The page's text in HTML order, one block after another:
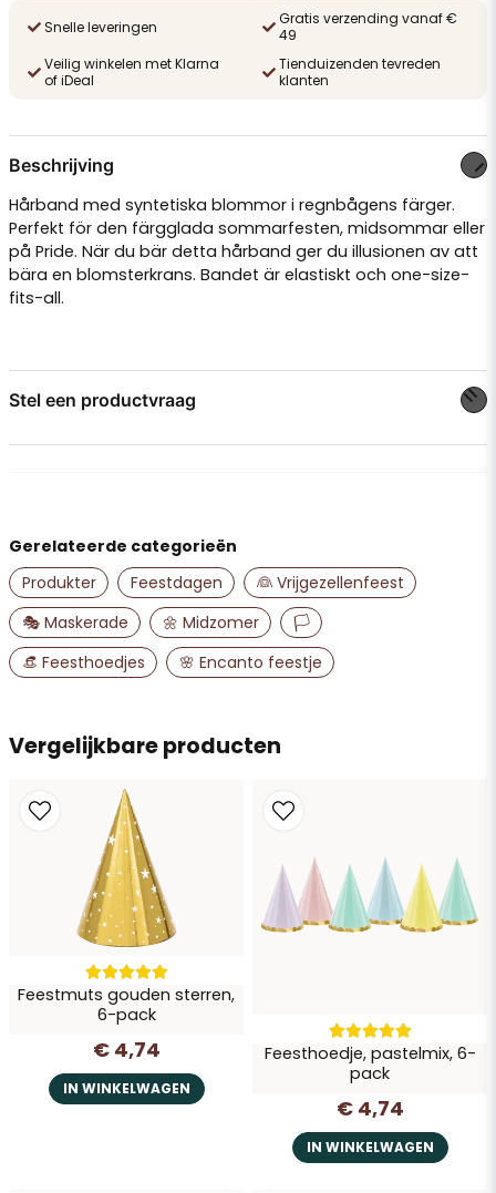
Snelle leveringen
Gratis verzending vanaf €
49
Veilig winkelen met Klarna
of iDeal
Tienduizenden tevreden
klanten
Beschrijving
Hårband med syntetiska blommor i regnbågens färger.
Perfekt för den färgglada sommarfesten, midsommar eller
på Pride. När du bär detta hårband ger du illusionen av att
bära en blomsterkrans. Bandet är elastiskt och one-size-
fits-all.
Stel een productvraag
name
Naam
email
E-mailadres
Vergelijkbare producten
Feestmuts gouden sterren,
6-pack
€ 4,74
IN WINKELWAGEN
Feesthoedje, pastelmix, 6-
pack
€ 4,74
IN WINKELWAGEN
Gerelateerde categorieën
Produkter
Feestdagen
👰 Vrijgezellenfeest
🎭 Maskerade
🌼 Midzomer
🏳️
👒 Feesthoedjes
🌸 Encanto feestje